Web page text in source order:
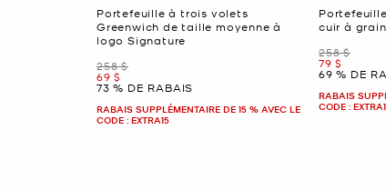
Portefeuille à trois volets
Greenwich de taille moyenne à
logo Signature
était
258 $
maintenant
69 $
73 % DE RABAIS
RABAIS SUPPLÉMENTAIRE DE 15 % AVEC LE
CODE : EXTRA15
cuir à
était
258 $
maintenant
79 $
69 % DE
RABAIS
CODE :